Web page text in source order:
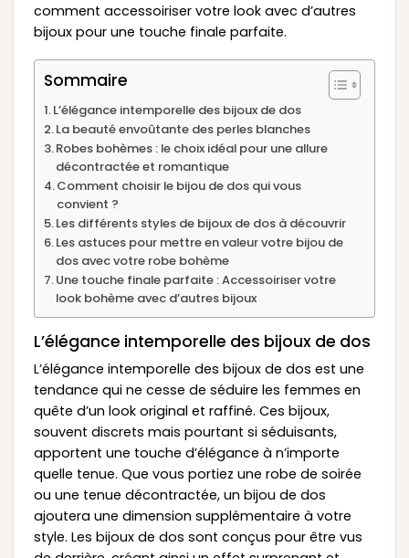
comment accessoiriser votre look avec d’autres
bijoux pour une touche finale parfaite.
Sommaire
L’élégance intemporelle des bijoux de dos
La beauté envoûtante des perles blanches
Robes bohèmes : le choix idéal pour une allure
décontractée et romantique
Comment choisir le bijou de dos qui vous
convient ?
Les différents styles de bijoux de dos à découvrir
Les astuces pour mettre en valeur votre bijou de
dos avec votre robe bohème
Une touche finale parfaite : Accessoiriser votre
look bohème avec d’autres bijoux
L’élégance intemporelle des bijoux de dos
L’élégance intemporelle des bijoux de dos est une
tendance qui ne cesse de séduire les femmes en
quête d’un look original et raffiné. Ces bijoux,
souvent discrets mais pourtant si séduisants,
apportent une touche d’élégance à n’importe
quelle tenue. Que vous portiez une robe de soirée
ou une tenue décontractée, un bijou de dos
ajoutera une dimension supplémentaire à votre
style. Les bijoux de dos sont conçus pour être vus